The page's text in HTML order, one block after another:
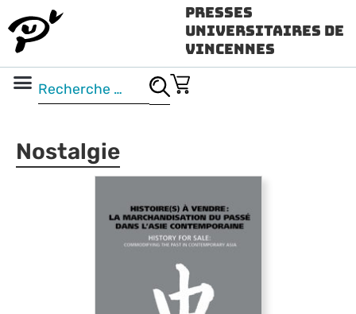
Presses
Universitaires de
Vincennes
Nostalgie